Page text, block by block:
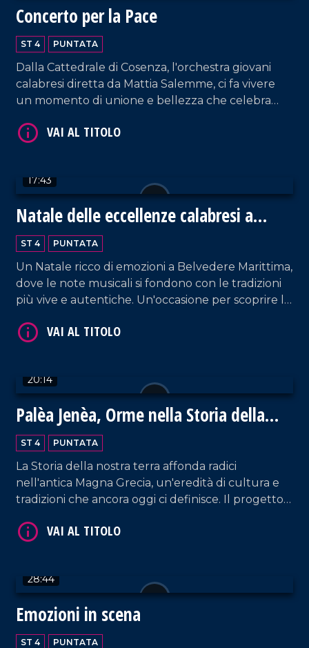
Concerto per la Pace
ST 4 PUNTATA
Dalla Cattedrale di Cosenza, l'orchestra giovani
calabresi diretta da Mattia Salemme, ci fa vivere
un momento di unione e bellezza che celebra
17:43
Natale delle eccellenze calabresi a
Belvedere Marittimo
ST 4 PUNTATA
Un Natale ricco di emozioni a Belvedere Marittima,
dove le note musicali si fondono con le tradizioni
più vive e autentiche. Un'occasione per scoprire le
VAI AL TITOLO
20:14
Palèa Jenèa, Orme nella Storia della
Calabria Greca
ST 4 PUNTATA
La Storia della nostra terra affonda radici
nell'antica Magna Grecia, un'eredità di cultura e
tradizioni che ancora oggi ci definisce. Il progetto
profondo, coinvolgendo tutte le scuole di Reggio
VAI AL TITOLO
28:44
Emozioni in scena
ST 4 PUNTATA
VAI AL TITOLO
VAI AL TITOLO